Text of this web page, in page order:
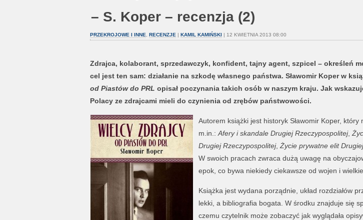
– S. Koper – recenzja (2)
PRZEKROJOWE I INNE RECENZJE | KAMIL KAMIŃSKI| 12 KWIETNIA 2013 08:00
Zdrajca, kolaborant, sprzedawczyk, konfident, tajny agent, szpicel – określeń
cel jest ten sam: działanie na szkodę własnego państwa. Sławomir Koper w
od Piastów do PRL opisał poczynania takich osób w naszym kraju. Jak
Polacy ze zdrajcami mieli do czynienia od zrębów państwowości.
Autorem książki jest historyk Sławomir Koper, który
m.in.: Afery i skandale Drugiej Rzeczypospolitej,
Drugiej Rzeczypospolitej, Życie prywatne elit
W swoich pracach zwraca dużą uwagę na
epok, co bywa niekiedy ciekawsze od wojen i
Książka jest wydana porządnie, układ rozdziałów
lekki, a bibliografia bogata. W środku znajduje się
czemu czytelnik może zobaczyć jak wyglądała